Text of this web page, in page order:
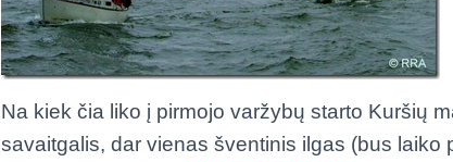
Na kiek čia liko į pirmojo varžybų starto Kuršių
savaitgalis, dar vienas šventinis ilgas (bus laiko